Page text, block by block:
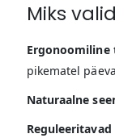
Miks
Ergonoomiline
pikematel
Naturaalne